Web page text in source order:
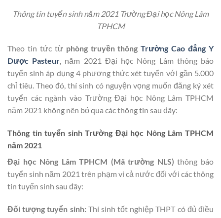
Thông tin tuyển sinh năm 2021 Trường Đại học Nông Lâm
TPHCM
Theo tin tức từ phòng truyền thôngTrường Cao đẳng Y
Dược Pasteur, năm 2021 Đại học Nông Lâm thông báo
tuyển sinh áp dụng 4 phương thức xét tuyển với gần 5.000
chỉ tiêu. Theo đó, thí sinh có nguyện vọng muốn đăng ký xét
tuyển các ngành vào Trường Đại học Nông Lâm TPHCM
năm 2021 không nên bỏ qua các thông tin sau đây:
Thông tin tuyển sinh Trường Đại học Nông Lâm TPHCM
năm 2021
Đại học Nông Lâm TPHCM (Mã trường NLS) thông báo
tuyển sinh năm 2021 trên phạm vi cả nước đối với các thông
tin tuyển sinh sau đây:
Đối tượng tuyển sinh:Thí sinh tốt nghiệp THPT có đủ điều